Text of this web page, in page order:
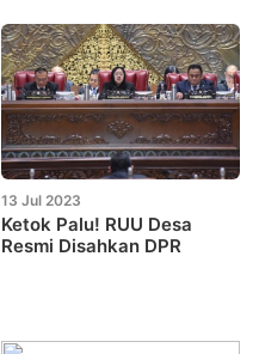
13 Jul 2023
Ketok Palu! RUU Desa
Resmi Disahkan DPR